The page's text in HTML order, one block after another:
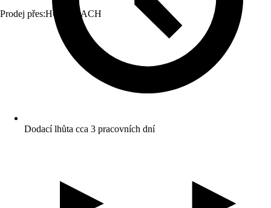
Prodej přes:HORNBACH
Dodací lhůta cca 3 pracovních dní